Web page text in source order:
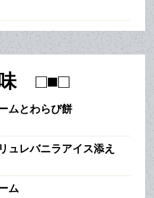
□■□
ムとわらび餅
ュレバニラアイス添え
ム